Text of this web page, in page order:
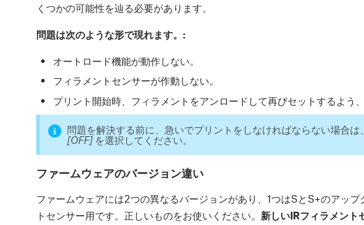
くつかの可能性を辿る必要があります。
問題は次のような形で現れます。 :
オートロード機能が動作しない。
フィラメントセンサーが作動しない。
プリント開始時、フィラメントをアンロードして再びセットするよう
問題を解決する前に、急いでプリントをしなければならない場合は、
[OFF]を選択してください。
ファームウェアのバージョン違い
ファームウェアには2つの異なるバージョンがあり、1つはSとS+のアッ
トセンサー用です。正しいものをお使いください。 新しいIRフィラメント